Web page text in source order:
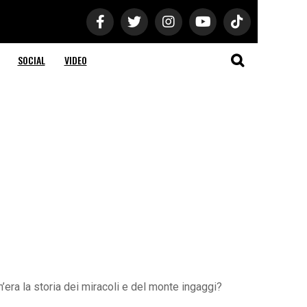
SOCIAL VIDEO
la storia dei miracoli e del monte ingaggi?